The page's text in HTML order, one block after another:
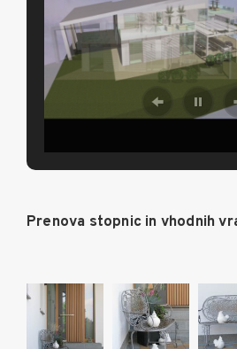
Prenova stopnic in vhodnih